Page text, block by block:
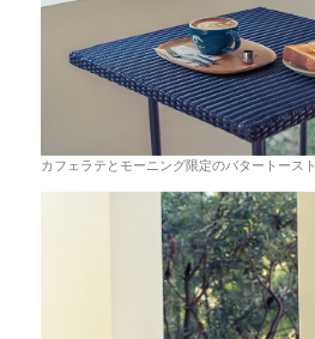
カフェラテとモーニング限定のバタートースト